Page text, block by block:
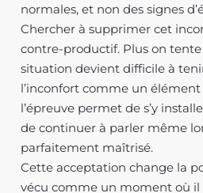
normales, et non des signes
Chercher à supprimer cet
contre-productif. Plus on
situation devient difficile à
l’inconfort comme un
l’épreuve permet de s’y
de continuer à parler même
parfaitement maîtrisé.
Cette acceptation change la
vécu comme un moment où